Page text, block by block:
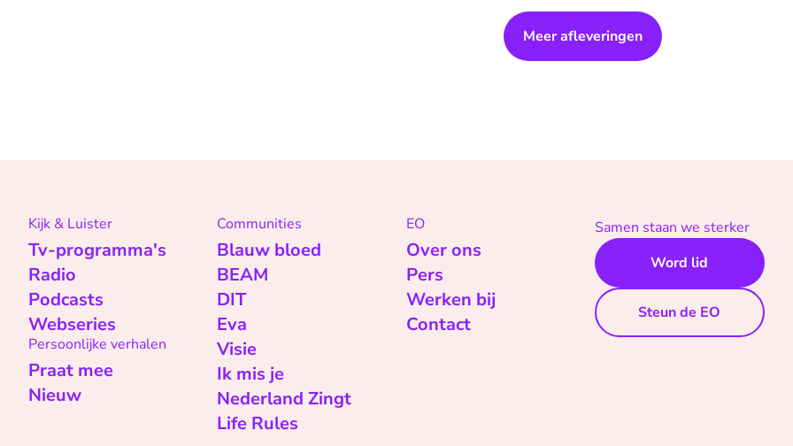
Meer afleveringen
Kijk & Luister
Tv-programma's
Radio
Podcasts
Webseries
Persoonlijke verhalen
Praat mee
Nieuw
Communities
Blauw bloed
BEAM
DIT
Eva
Visie
Ik mis je
Nederland Zingt
Life Rules
EO
Over ons
Pers
Werken bij
Contact
Samen staan we sterker
Word lid
Steun de EO